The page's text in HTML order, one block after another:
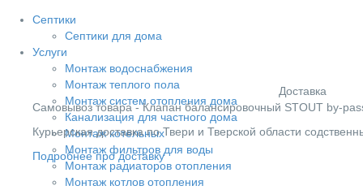
Септики
Септики для дома
Услуги
Монтаж водоснабжения
Монтаж теплого пола
Монтаж систем отопления дома
Канализация для частного дома
Монтаж котельных
Монтаж фильтров для воды
Монтаж радиаторов отопления
Монтаж котлов отопления
Доставка
Cамовывоз товара - Клапан балансировочный STOUT by-
Курьерская доставка по Твери и Тверской области
Подробнее про доставку